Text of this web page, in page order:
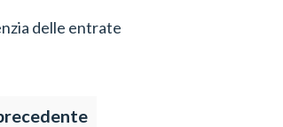
delle entrate